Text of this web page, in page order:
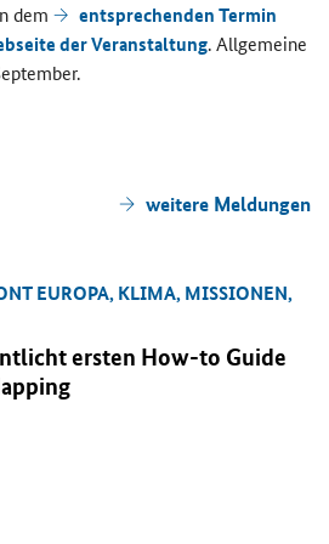
dem ent­spre­chen­den Ter­min
der Ver­an­stal­tung. All­ge­mei­ne
wei­te­re Mel­dun­gen
EU­RO­PA, KLIMA, MIS­SIO­NEN,
ers­ten How-to Guide